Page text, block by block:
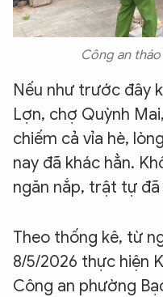
Công an
Nếu như trước đây
Lợn, chợ Quỳnh
chiếm cả vỉa hè,
nay đã khác hẳn.
ngăn nắp, trật tự
Theo thống kê, từ
8/5/2026 thực hiện
Công an phường